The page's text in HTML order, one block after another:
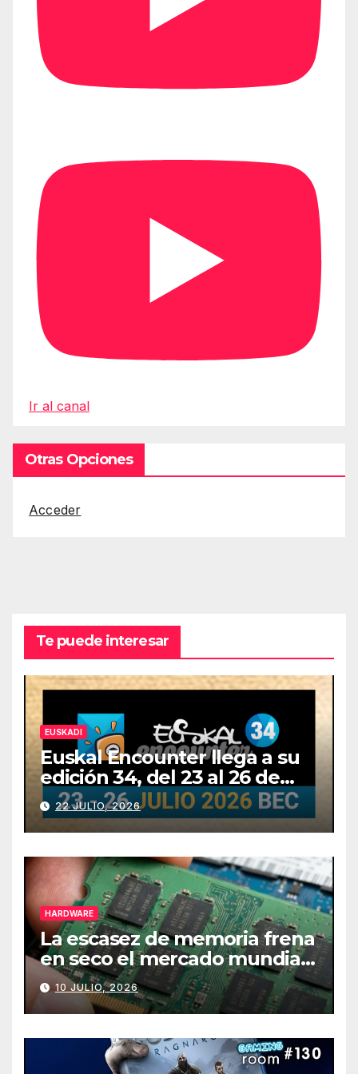
Ir al canal
Otras Opciones
Acceder
Te puede interesar
EUSKADI
Euskal Encounter llega a su
edición 34, del 23 al 26 de
julio
22 JULIO, 2026
HARDWARE
La escasez de memoria frena
en seco el mercado mundial
de PCs
10 JULIO, 2026